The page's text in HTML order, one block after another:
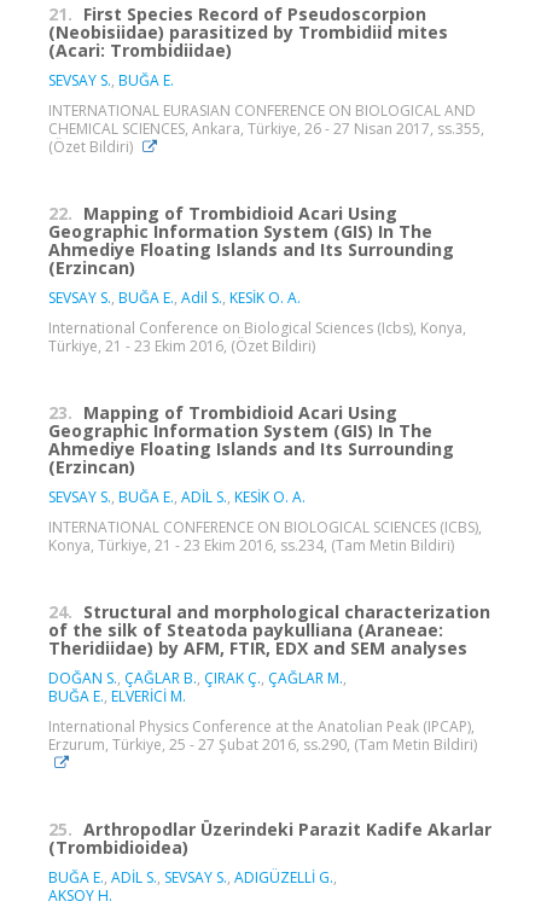
21. First Species Record of Pseudoscorpion
(Neobisiidae) parasitized by Trombidiid mites
(Acari: Trombidiidae)
SEVSAY S., BUĞA E.
INTERNATIONAL EURASIAN CONFERENCE ON BIOLOGICAL AND
CHEMICAL SCIENCES, Ankara, Türkiye, 26 - 27 Nisan 2017, ss.355,
(Özet Bildiri)
22. Mapping of Trombidioid Acari Using
Geographic Information System (GIS) In The
Ahmediye Floating Islands and Its Surrounding
(Erzincan)
SEVSAY S., BUĞA E., Adil S., KESİK O. A.
International Conference on Biological Sciences (Icbs), Konya,
Türkiye, 21 - 23 Ekim 2016, (Özet Bildiri)
23. Mapping of Trombidioid Acari Using
Geographic Information System (GIS) In The
Ahmediye Floating Islands and Its Surrounding
(Erzincan)
SEVSAY S., BUĞA E., ADİL S., KESİK O. A.
INTERNATIONAL CONFERENCE ON BIOLOGICAL SCIENCES (ICBS),
Konya, Türkiye, 21 - 23 Ekim 2016, ss.234, (Tam Metin Bildiri)
24. Structural and morphological characterization
of the silk of Steatoda paykulliana (Araneae:
Theridiidae) by AFM, FTIR, EDX and SEM analyses
DOĞAN S., ÇAĞLAR B., ÇIRAK Ç., ÇAĞLAR M.,
BUĞA E., ELVERİCİ M.
International Physics Conference at the Anatolian Peak (IPCAP),
Erzurum, Türkiye, 25 - 27 Şubat 2016, ss.290, (Tam Metin Bildiri)
25. Arthropodlar Üzerindeki Parazit Kadife Akarlar
(Trombidioidea)
BUĞA E., ADİL S., SEVSAY S., ADIGÜZELLİ G.,
AKSOY H.